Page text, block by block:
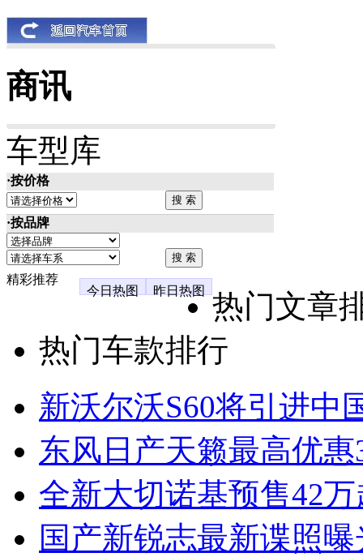
商讯
车型库
·按价格
·按品牌
精彩推荐
今日热图
昨日热图
热门文章
热门车款排行
新沃尔沃S60将引进中
东风日产天籁最高优
全新大切诺基预售42
国产新锐志最新谍照